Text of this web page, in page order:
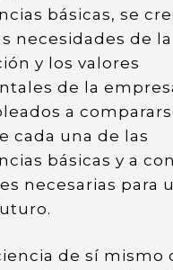
básicas, se
necesidades de la
y los valores
de la
a
cada una de las
básicas y a
necesarias para
de sí mismo